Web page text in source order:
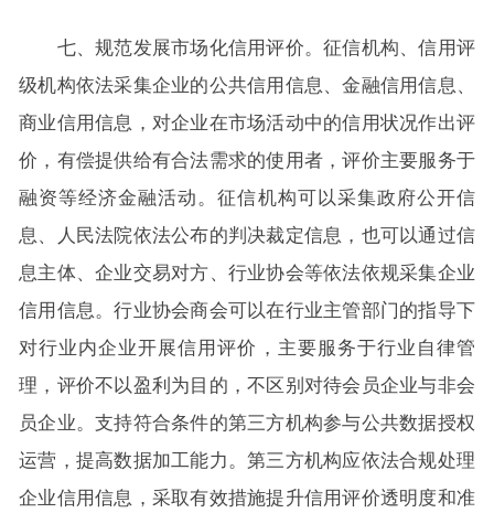
七、规范发展市场化信用评价。征信机构、信用评
级机构依法采集企业的公共信用信息、金融信用信息、
商业信用信息，对企业在市场活动中的信用状况作出评
价，有偿提供给有合法需求的使用者，评价主要服务于
融资等经济金融活动。征信机构可以采集政府公开信
息、人民法院依法公布的判决裁定信息，也可以通过信
息主体、企业交易对方、行业协会等依法依规采集企业
信用信息。行业协会商会可以在行业主管部门的指导下
对行业内企业开展信用评价，主要服务于行业自律管
理，评价不以盈利为目的，不区别对待会员企业与非会
员企业。支持符合条件的第三方机构参与公共数据授权
运营，提高数据加工能力。第三方机构应依法合规处理
企业信用信息，采取有效措施提升信用评价透明度和准